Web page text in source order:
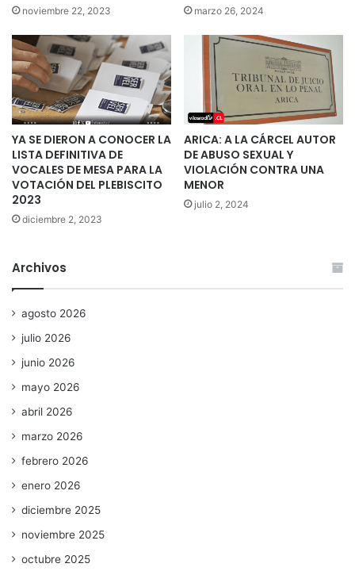
noviembre 22, 2023 marzo 26, 2024
YA SE DIERON A CONOCER LA
LISTA DEFINITIVA DE
VOCALES DE MESA PARA LA
VOTACIÓN DEL PLEBISCITO
2023
diciembre 2, 2023
ARICA: A LA CÁRCEL AUTOR
DE ABUSO SEXUAL Y
VIOLACIÓN CONTRA UNA
MENOR
julio 2, 2024
Archivos
agosto 2026
julio 2026
junio 2026
mayo 2026
abril 2026
marzo 2026
febrero 2026
enero 2026
diciembre 2025
noviembre 2025
octubre 2025